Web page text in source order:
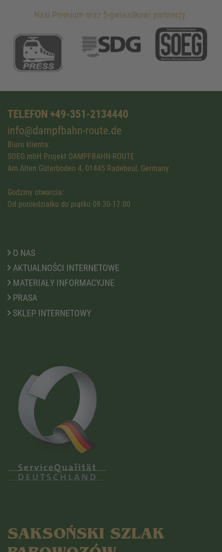
Nasi Premium oraz 5-gwiazdkowi partnerzy.
TELEFON +49-351-2134440
info@dampfbahn-route.de
Biuro klienta:
SOEG mbH Projekt DAMPFBAHN-ROUTE
Am Alten Güterboden 4, 01445 Radebeul, Germany
Godziny otwarcia:
Od poniedziałku do piątku 09.30-17.00
O NAS
AKTUALNOŚCI INTERNETOWE
MATERIAŁY INFORMACYJNE
PRASA
SKLEP INTERNETOWY
SAKSOŃSKI SZLAK